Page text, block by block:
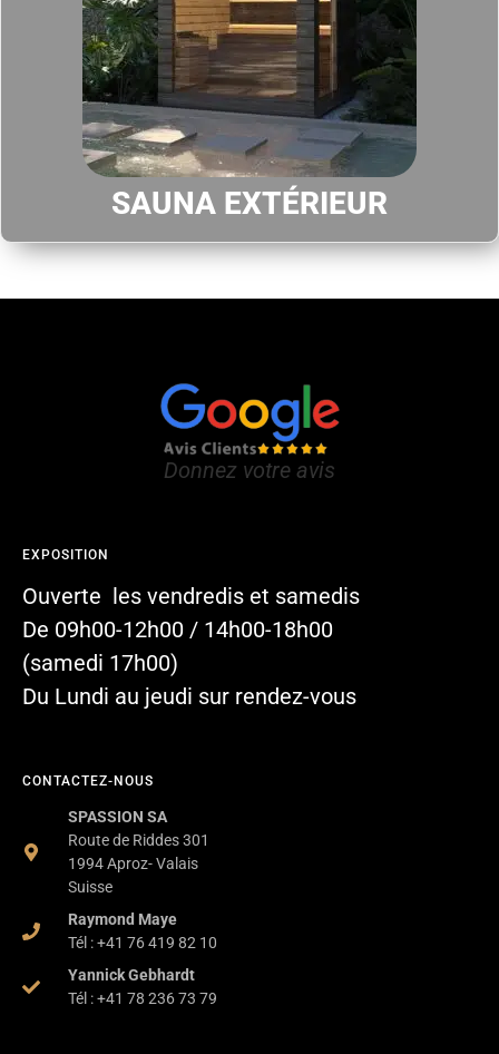
SAUNA EXTÉRIEUR
CONTACTEZ-NOUS
SPASSION SA
Route de Riddes 301
1994 Aproz- Valais
Suisse
Raymond Maye
Tél : +41 76 419 82 10
Yannick Gebhardt
Tél : +41 78 236 73 79
EXPOSITION
Ouverte les vendredis et samedis
De 09h00-12h00 / 14h00-18h00
(samedi 17h00)
Du Lundi au jeudi sur rendez-vous
Donnez votre avis